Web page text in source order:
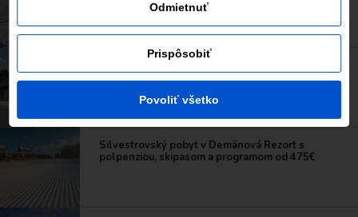
maľované
Silvestrovský pobyt v Demänová Rezort s
polpenziou, skipasom a programom od 475€
Odmietnuť
Prispôsobiť
Povoliť všetko